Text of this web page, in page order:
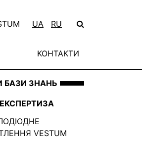
UA RU
КОНТАКТИ
БАЗИ ЗНАНЬ
ЕКСПЕРТИЗА
VESTUM